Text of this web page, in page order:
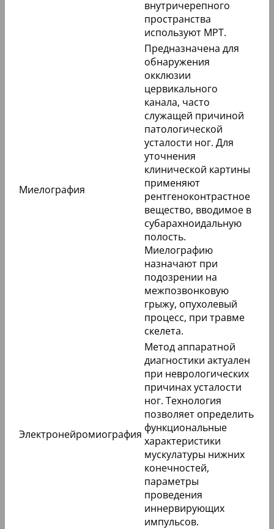
внутричерепного
пространства
используют МРТ.
Миелография
Предназначена для
обнаружения
окклюзии
цервикального
канала, часто
служащей причиной
патологической
усталости ног. Для
уточнения
клинической картины
применяют
рентгеноконтрастное
вещество, вводимое в
субарахноидальную
полость.
Миелографию
назначают при
подозрении на
межпозвонковую
грыжу, опухолевый
процесс, при травме
скелета.
Электронейромиография
Метод аппаратной
диагностики актуален
при неврологических
причинах усталости
ног. Технология
позволяет определить
функциональные
характеристики
мускулатуры нижних
конечностей,
параметры
проведения
иннервирующих
импульсов.